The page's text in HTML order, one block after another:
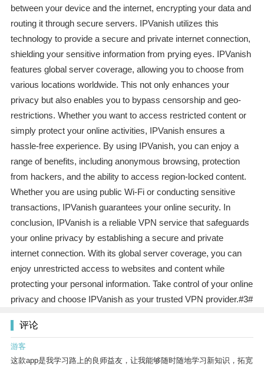
between your device and the internet, encrypting your data and
routing it through secure servers. IPVanish utilizes this
technology to provide a secure and private internet connection,
shielding your sensitive information from prying eyes. IPVanish
features global server coverage, allowing you to choose from
various locations worldwide. This not only enhances your
privacy but also enables you to bypass censorship and geo-
restrictions. Whether you want to access restricted content or
simply protect your online activities, IPVanish ensures a
hassle-free experience. By using IPVanish, you can enjoy a
range of benefits, including anonymous browsing, protection
from hackers, and the ability to access region-locked content.
Whether you are using public Wi-Fi or conducting sensitive
transactions, IPVanish guarantees your online security. In
conclusion, IPVanish is a reliable VPN service that safeguards
your online privacy by establishing a secure and private
internet connection. With its global server coverage, you can
enjoy unrestricted access to websites and content while
protecting your personal information. Take control of your online
privacy and choose IPVanish as your trusted VPN provider.#3#
评论
游客
这款app是我学习路上的良师益友，让我能够随时随地学习新知识，拓宽